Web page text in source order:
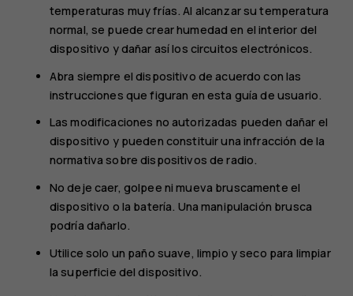
temperaturas muy frías. Al alcanzar su temperatura
normal, se puede crear humedad en el interior del
dispositivo y dañar así los circuitos electrónicos.
Abra siempre el dispositivo de acuerdo con las
instrucciones que figuran en esta guía de usuario.
Las modificaciones no autorizadas pueden dañar el
dispositivo y pueden constituir una infracción de la
normativa sobre dispositivos de radio.
No deje caer, golpee ni mueva bruscamente el
dispositivo o la batería. Una manipulación brusca
podría dañarlo.
Utilice solo un paño suave, limpio y seco para limpiar
la superficie del dispositivo.